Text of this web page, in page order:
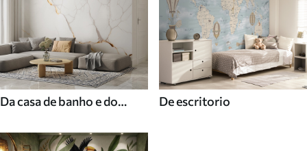
Da casa de banho e do
De escritorio